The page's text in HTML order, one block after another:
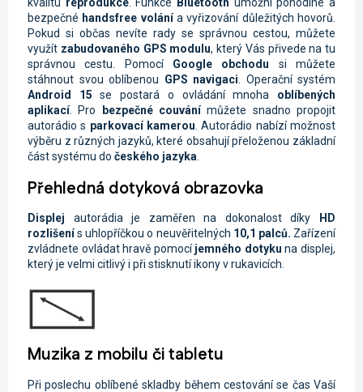
bezpečné handsfree volánía vyřizování důležitých hovorů.
Pokud si občas nevíte rady se správnou cestou, můžete
využít zabudovaného GPS modulu, který Vás přivede na tu
správnou cestu. PomocíGoogle obchodu si můžete
stáhnout svou oblíbenou GPS navigaci . Operační systém
Android 15 se postará o ovládání mnoha oblíbených
aplikací. Pro bezpečné couvánímůžete snadno propojit
autorádio s parkovací kamerou . Autorádio nabízí možnost
výběru z různých jazyků, které obsahují přeloženou základní
část systému do českého jazyka
Přehledná dotyková obrazovka
Displej autorádia je zaměřen na dokonalost díky
HD
rozlišenís uhlopříčkou o neuvěřitelných 10,1 palců. Zařízení
zvládnete ovládat hravě pomocíjemného dotyku na displej,
který je velmi citlivý i při stisknutí ikony v rukavicích.
Muzika z mobilu či tabletu
Při poslechu oblíbené skladby během cestování se čas Vaší